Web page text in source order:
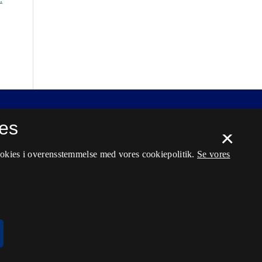
×
i overensstemmelse med vores cookiepolitik. Se vores